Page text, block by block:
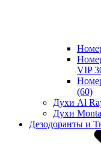
VIP
(60)
Духи Al
Духи
Дезодоранты и